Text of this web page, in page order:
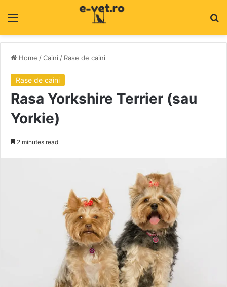
Home /Caini / Rase de caini
Rase de caini
Rasa Yorkshire Terrier (sau
Yorkie)
2 minutes read